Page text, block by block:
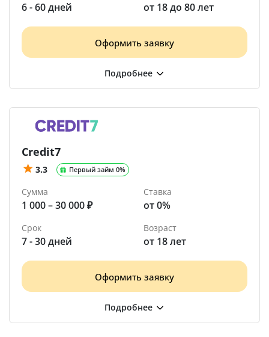
6 - 60 дней от 18 до 80 лет
Оформить заявку
Credit7
3.3 Первый займ 0%
Сумма
1 000 – 30 000 ₽
Ставка
от 0%
Срок
7 - 30 дней
Возраст
от 18 лет
Оформить заявку